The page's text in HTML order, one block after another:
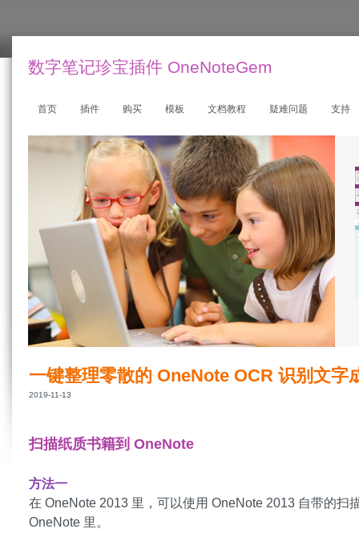
数字笔记珍宝插件 OneNoteGem
首页 插件 购买 模板 文档教程 疑难问题 支持
一键整理零散的 OneNote OCR 识别文字
2019-11-13
扫描纸质书籍到 OneNote
方法一
在 OneNote 2013 里，可以使用 OneNote 2013 自带的扫
OneNote 里。